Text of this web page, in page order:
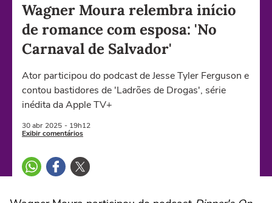
Wagner Moura relembra início
de romance com esposa: 'No
Carnaval de Salvador'
Ator participou do podcast de Jesse Tyler Ferguson e
contou bastidores de 'Ladrões de Drogas', série
inédita da Apple TV+
30 abr 2025 - 19h12
Exibir comentários